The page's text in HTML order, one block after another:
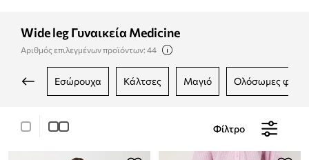
Wide leg Γυναικεία Medicine
Αριθμός επιλεγμένων προϊόντων: 44
εσώρουχα κάλτσες μαγιό ολόσωμες
Φίλτρο